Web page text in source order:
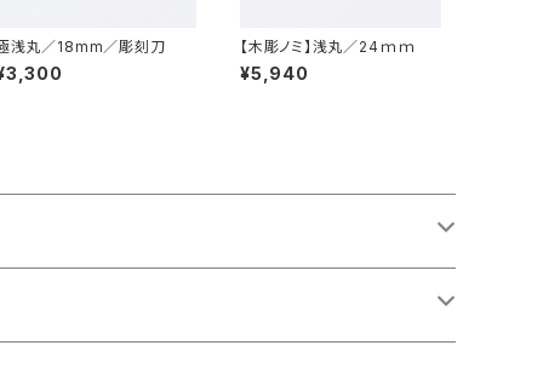
浅丸／18mm／彫刻刀 【木彫ノミ】浅丸／24ｍｍ
¥5,940